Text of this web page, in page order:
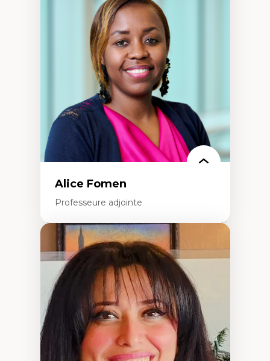
Les apports pédagogiques des théories de
l'affect, du posthumanisme, du féminisme
dans l'éducation aux sciences
L'apprentissage des sciences/STIM dans une
perspective socioécologique de care
L’insertion professionnelle des
enseignant.e.s
Alice Fomen
Professeure adjointe
Expertises
Acceptabilité, acceptation et adoption des
technologies
Technologies d'apprentissage innovantes
Insertion professionnelle du nouveau
personnel enseignant
Construction identitaire en milieu
minoritaire francophone
Technologies éducatives pour la formation
continue